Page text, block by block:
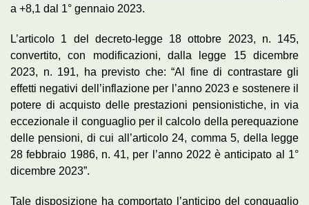
a +8,1 dal 1° gennaio 2023.
L’articolo 1 del decreto-legge 18 ottobre 2023, n. 145,
convertito, con modificazioni, dalla legge 15 dicembre
2023, n. 191, ha previsto che: “Al fine di contrastare gli
effetti negativi dell’inflazione per l’anno 2023 e sostenere il
potere di acquisto delle prestazioni pensionistiche, in via
eccezionale il conguaglio per il calcolo della perequazione
delle pensioni, di cui all’articolo 24, comma 5, della legge
28 febbraio 1986, n. 41, per l’anno 2022 è anticipato al 1°
dicembre 2023”.
Tale disposizione ha comportato l’anticipo del conguaglio